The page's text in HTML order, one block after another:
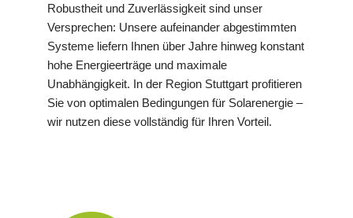
Robustheit und Zuverlässigkeit sind unser
Versprechen: Unsere aufeinander abgestimmten
Systeme liefern Ihnen über Jahre hinweg konstant
hohe Energieerträge und maximale
Unabhängigkeit. In der Region Stuttgart profitieren
Sie von optimalen Bedingungen für Solarenergie –
wir nutzen diese vollständig für Ihren Vorteil.